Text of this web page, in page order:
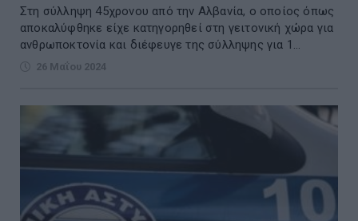
Στη σύλληψη 45χρονου από την Αλβανία, ο οποίος όπως
αποκαλύφθηκε είχε κατηγορηθεί στη γειτονική χώρα για
ανθρωποκτονία και διέφευγε της σύλληψης για 1...
26 Μαΐου 2024